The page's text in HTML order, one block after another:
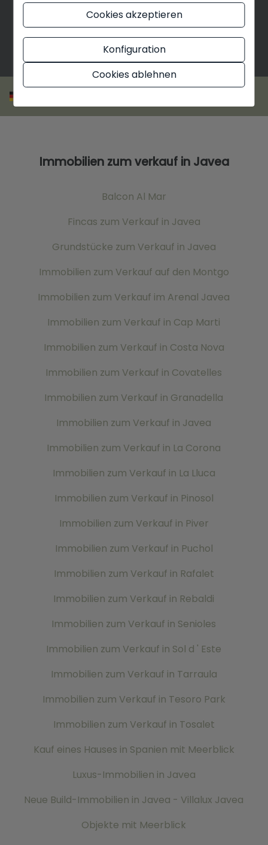
Immobilien zum verkauf in Javea
Balcon Al Mar
Fincas zum Verkauf in Javea
Grundstücke zum Verkauf in Javea
Immobilien zum Verkauf auf den Montgo
Immobilien zum Verkauf im Arenal Javea
Immobilien zum Verkauf in Cap Marti
Immobilien zum Verkauf in Costa Nova
Immobilien zum Verkauf in Covatelles
Immobilien zum Verkauf in Granadella
Immobilien zum Verkauf in Javea
Immobilien zum Verkauf in La Corona
Immobilien zum Verkauf in La Lluca
Immobilien zum Verkauf in Pinosol
Immobilien zum Verkauf in Piver
Immobilien zum Verkauf in Puchol
Immobilien zum Verkauf in Rafalet
Immobilien zum Verkauf in Rebaldi
Immobilien zum Verkauf in Senioles
Immobilien zum Verkauf in Sol d ' Este
Immobilien zum Verkauf in Tarraula
Immobilien zum Verkauf in Tesoro Park
Immobilien zum Verkauf in Tosalet
Kauf eines Hauses in Spanien mit Meerblick
Luxus-Immobilien in Javea
Neue Build-Immobilien in Javea - Villalux Javea
Objekte mit Meerblick
Cookies akzeptieren
Konfiguration
Cookies ablehnen